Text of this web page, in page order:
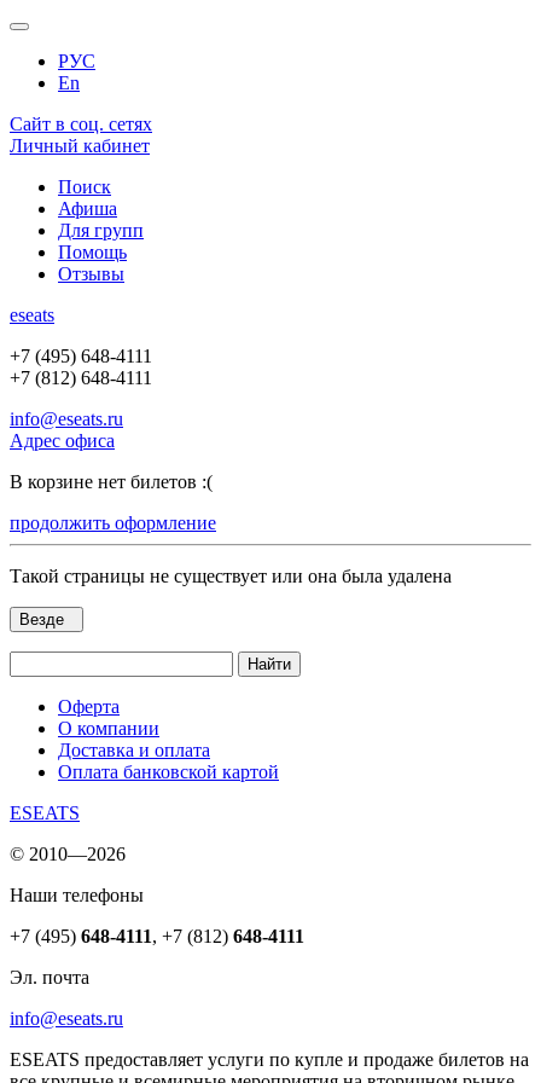
РУС
En
Сайт в соц. сетях
Личный кабинет
Поиск
Афиша
Для групп
Помощь
Отзывы
eseats
+7 (495) 648-4111
+7 (812) 648-4111
info@eseats.ru
Адрес офиса
В корзине нет билетов :(
продолжить оформление
Такой страницы не существует или она была удалена
Везде
Найти
Оферта
О компании
Доставка и оплата
Оплата банковской картой
ESEATS
© 2010—2026
Наши телефоны
+7 (495) 648-4111, +7 (812) 648-4111
Эл. почта
info@eseats.ru
ESEATS предоставляет услуги по купле и продаже билетов на